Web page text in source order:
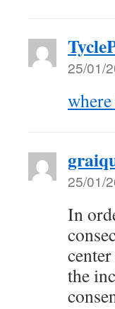
25/01/
25/01/
In
the